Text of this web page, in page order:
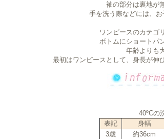
袖の部分は裏地が
手を洗う際などには、お
ワンピースのカテゴ
ボトムにショートパ
年齢よりも
最初はワンピースとして、身長が伸
40ºCの
表記
身幅
3歳
約36cm